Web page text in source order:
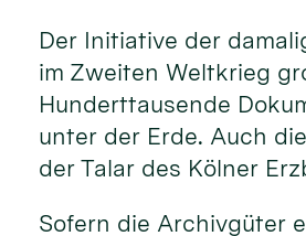
Der Initiative der
im Zweiten Weltkrieg
Hunderttausende
unter der Erde. Auch
der Talar des Kölner
Sofern die Archivgüter